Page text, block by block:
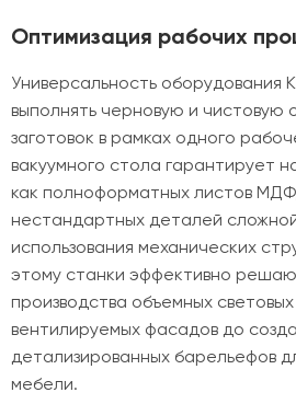
Оптимизация рабочих
Универсальность оборудования
выполнять черновую и чистовую
заготовок в рамках одного
вакуумного стола гарантирует
как полноформатных листов
нестандартных деталей
использования механических
этому станки эффективно
производства объемных
вентилируемых фасадов до
детализированных барельефов
мебели.